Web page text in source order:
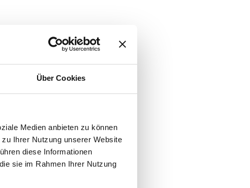
Über Cookies
Medien anbieten zu können
Ihrer Nutzung unserer Website
diese Informationen
sie im Rahmen Ihrer Nutzung